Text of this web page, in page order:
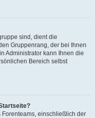
sind, dient die
Gruppenrang, der bei Ihnen
Administrator kann Ihnen die
Bereich selbst
einschließlich der